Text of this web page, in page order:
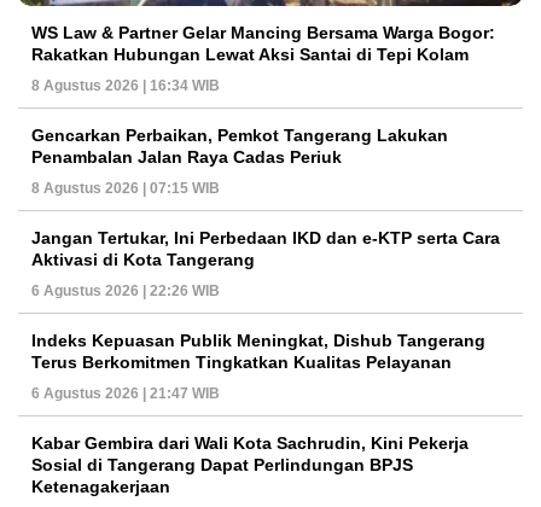
WS Law & Partner Gelar Mancing Bersama Warga Bogor:
Rakatkan Hubungan Lewat Aksi Santai di Tepi Kolam
8 Agustus 2026 | 16:34 WIB
Gencarkan Perbaikan, Pemkot Tangerang Lakukan
Penambalan Jalan Raya Cadas Periuk
8 Agustus 2026 | 07:15 WIB
Jangan Tertukar, Ini Perbedaan IKD dan e-KTP serta Cara
Aktivasi di Kota Tangerang
6 Agustus 2026 | 22:26 WIB
Indeks Kepuasan Publik Meningkat, Dishub Tangerang
Terus Berkomitmen Tingkatkan Kualitas Pelayanan
6 Agustus 2026 | 21:47 WIB
Kabar Gembira dari Wali Kota Sachrudin, Kini Pekerja
Sosial di Tangerang Dapat Perlindungan BPJS
Ketenagakerjaan